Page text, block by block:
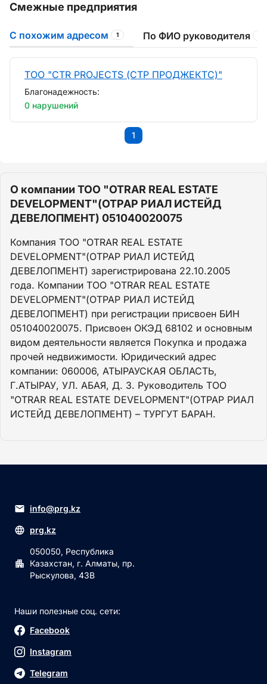
Смежные предприятия
С похожим адресом 1 По ФИО руководителя
ТОО "CTR PROJECTS (СТР ПРОДЖЕКТС)"
Благонадежность:
0 нарушений
1
О компании ТОО "OTRAR REAL ESTATE
DEVELOPMENT"(ОТРАР РИАЛ ИСТЕЙД
ДЕВЕЛОПМЕНТ) 051040020075
Компания ТОО "OTRAR REAL ESTATE
DEVELOPMENT"(ОТРАР РИАЛ ИСТЕЙД
ДЕВЕЛОПМЕНТ) зарегистрирована 22.10.2005
года. Компании ТОО "OTRAR REAL ESTATE
DEVELOPMENT"(ОТРАР РИАЛ ИСТЕЙД
ДЕВЕЛОПМЕНТ) при регистрации присвоен БИН
051040020075. Присвоен ОКЭД 68102 и основным
видом деятельности является Покупка и продажа
прочей недвижимости. Юридический адрес
компании: 060006, АТЫРАУСКАЯ ОБЛАСТЬ,
Г.АТЫРАУ, УЛ. АБАЯ, Д. 3. Руководитель ТОО
"OTRAR REAL ESTATE DEVELOPMENT"(ОТРАР РИАЛ
ИСТЕЙД ДЕВЕЛОПМЕНТ) – ТУРГУТ БАРАН.
info@prg.kz
prg.kz
050050, Республика
Казахстан, г. Алматы, пр.
Рыскулова, 43В
Наши полезные соц. сети:
Facebook
Instagram
Telegram